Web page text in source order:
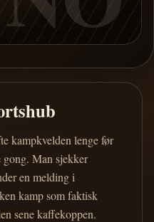
kampkvelden lenge før
gong. Man sjekker
en melding i
kamp som faktisk
sene kaffekoppen.